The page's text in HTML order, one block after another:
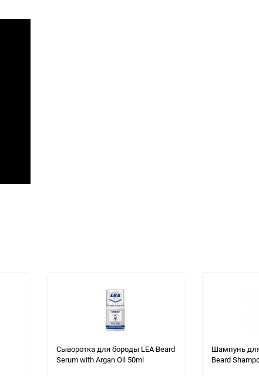
Сыворотка для бороды LEA Beard
Serum with Argan Oil 50ml
Шампунь
Beard